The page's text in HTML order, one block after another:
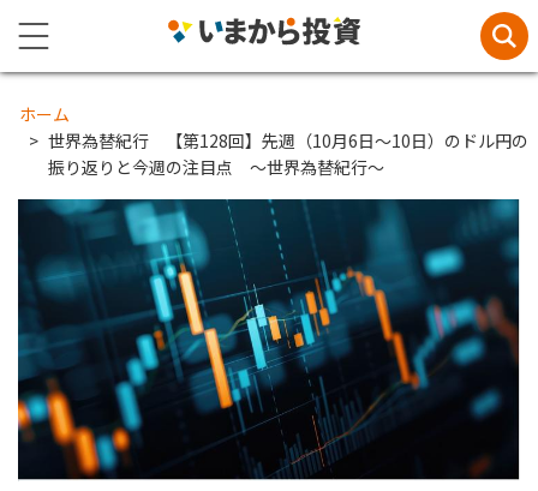
ホーム
世界為替紀行 【第128回】先週（10月6日～10日）のドル円の
振り返りと今週の注目点 ～世界為替紀行～